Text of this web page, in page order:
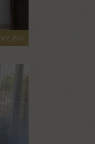
VZ_837